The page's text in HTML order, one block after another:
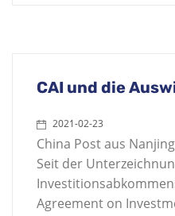
CAI und die
2021-02-23
China Post aus
Seit der
Agreement on